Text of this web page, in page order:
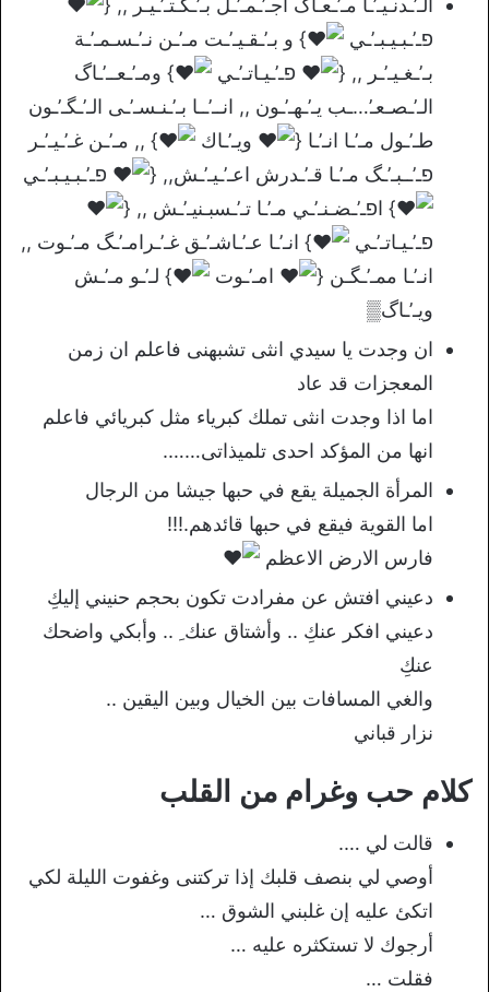
פـ’ـبـيـبـ’ـي
} و بـ’ـقـيـ’ـت مـ’ـن نـ’ـسـمـ’ـة
بـ’ـغـيـ’ـر ,, {
פـ’ـيـاتـ’ـي
} ومـ’ـعــ’ـاگ
الـ’ـصـعـ’…ـب يـ’ـهـ’ـون ,, انــ’ــا بـ’ـنـسـ’ـى الـ’ـگـ’ـون
طـ’ـول مـ’ـا انـ’ـا {
ويـ’ـاك
} ,, مـ’ـن غـ’ـيـ’ـر
פـ’ــبـ’ـگ مـ’ـا قـ’ـدرش اعـ’ـيـ’ـش,, {
פـ’ـبـيـبـ’ـي
} اפـ’ـضـنـ’ـي مـ’ـا تـ’ـسبـنيـ’ـش ,, {
פـ’ـيـاتـ’ـي
} انـ’ـا عـ’ـاشـ’ـق غـ’ـرامـ’ـگ مـ’ـوت ,,
انـ’ـا ممـ’ـگـن {
امـ’ـوت
} لـ’ـو مـ’ـش
ويـ’ـاگ▒
ان وجدت يا سيدي انثى تشبهنى فاعلم ان زمن
المعجزات قد عاد
اما اذا وجدت انثى تملك كبرياء مثل كبريائي فاعلم
انها من المؤكد احدى تلميذاتى…….
المرأة الجميلة يقع في حبها جيشا من الرجال
اما القوية فيقع في حبها قائدهم.!!!
فارس الارض الاعظم
دعيني افتش عن مفرادت تكون بحجم حنيني إليكِ
دعيني افكر عنكِ .. وأشتاق عنك ِ .. وأبكي واضحك
عنكِ
والغي المسافات بين الخيال وبين اليقين ..
نزار قباني
كلام حب وغرام من القلب
قالت لي ….
أوصي لي بنصف قلبك إذا تركتنى وغفوت الليلة لكي
اتكئ عليه إن غلبني الشوق …
أرجوك ﻻ تستكثره عليه …
فقلت …